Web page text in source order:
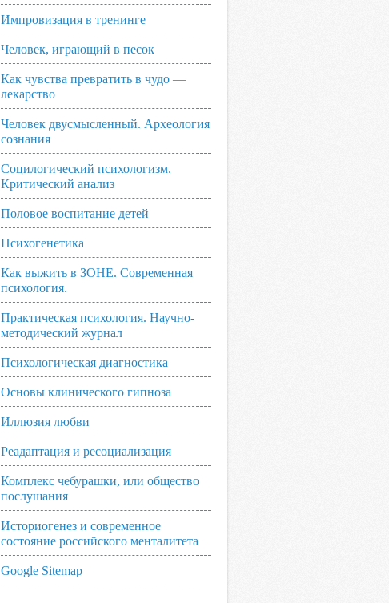
Импровизация в тренинге
Человек, играющий в песок
Как чувства превратить в чудо —
лекарство
Человек двусмысленный. Археология
сознания
Социлогический психологизм.
Критический анализ
Половое воспитание детей
Психогенетика
Как выжить в ЗОНЕ. Современная
психология.
Практическая психология. Научно-
методический журнал
Психологическая диагностика
Основы клинического гипноза
Иллюзия любви
Реадаптация и ресоциализация
Комплекс чебурашки, или общество
послушания
Историогенез и современное
состояние российского менталитета
Google Sitemap